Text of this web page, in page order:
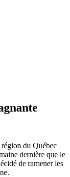
du Québec
dernière que le
de ramener les